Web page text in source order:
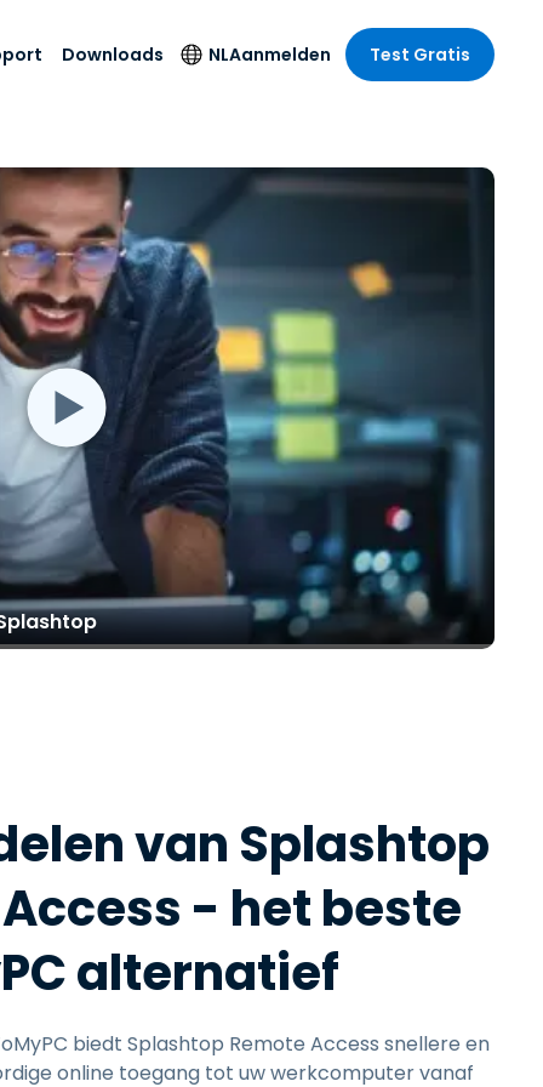
remote
en
On-
Securityproducten
Endpointdetectie en
-respons
Foxpass Wifi Access
& Control
Zero Trust Secure
Workspace
Shield (Anti-
oplichting)
Alle producten
Publieke
& Design
& Accounting
sectoren
bedrijfstakken
Downloads NL
Taal
Deutsch
Español
Français
Italiano
Nederlands
Português
简体中文
繁體中文
日本語
한국어
ภาษาไทย
Aanmelden Test Gratis
van Splashtop
- het beste
alternatief
biedt Splashtop Remote Access snellere en
online toegang tot uw werkcomputer vanaf